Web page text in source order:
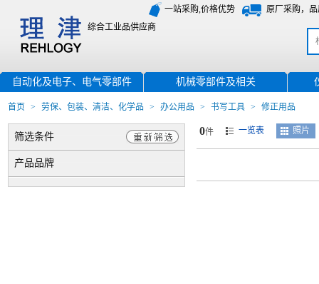
一站采购,价格优势
原厂采购，
综合工业品供应商
自动化及电子、电气零部件 机械零部件及相关
首页 > 劳保、包装、清洁、化学品 > 办公用品 > 书写工具 > 修正用品
筛选条件
产品品牌
0件 一览表 照片